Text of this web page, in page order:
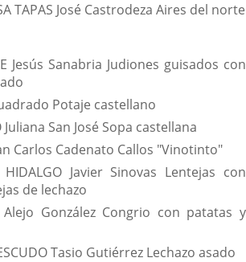
TAPAS José Castrodeza Aires del norte
Jesús Sanabria Judiones guisados con
Potaje castellano
Juliana San José Sopa castellana
Carlos Cadenato Callos "Vinotinto"
HIDALGO Javier Sinovas Lentejas con
de lechazo
Alejo González Congrio con patatas y
Tasio Gutiérrez Lechazo asado